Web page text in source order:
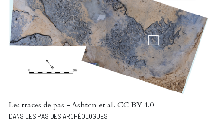
Les traces de pas − Ashton et al. CC BY 4.0
DANS LES PAS DES ARCHÉOLOGUES